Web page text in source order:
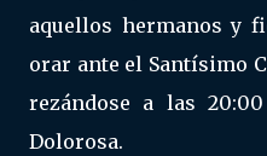
aquellos hermanos y
orar ante el Santísimo
rezándose a las
Dolorosa.